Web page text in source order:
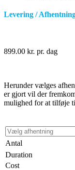
Levering /
899.00 kr. pr. dag
Herunder vælges
er gjort vil der
mulighed for at tilføje
Antal
Duration
Cost